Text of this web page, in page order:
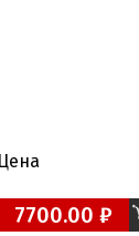
Цена
7700.00 ₽